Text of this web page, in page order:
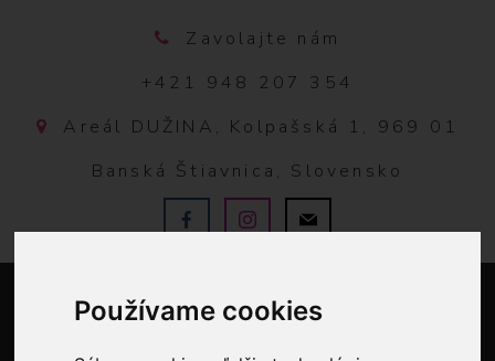
Používame cookies
Zavolajte nám
+421 948 207 354
Areál DUŽINA, Kolpašská 1, 969 01
Banská Štiavnica, Slovensko